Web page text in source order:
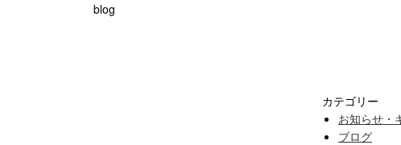
blog
カテゴリー
お知らせ・
ブログ